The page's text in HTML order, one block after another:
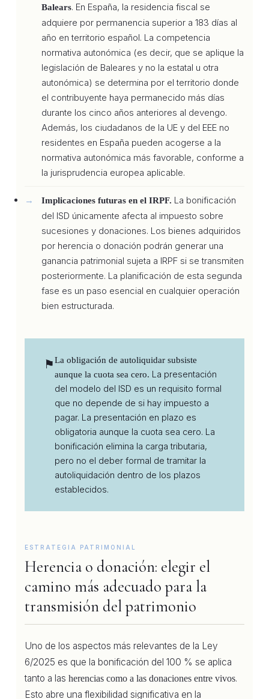
Balears. En España, la residencia fiscal se
adquiere por permanencia superior a 183 días al
año en territorio español. La competencia
normativa autonómica (es decir, que se aplique la
legislación de Baleares y no la estatal u otra
autonómica) se determina por el territorio donde
el contribuyente haya permanecido más días
durante los cinco años anteriores al devengo.
Además, los ciudadanos de la UE y del EEE no
residentes en España pueden acogerse a la
normativa autonómica más favorable, conforme a
la jurisprudencia europea aplicable.
Implicaciones futuras en el IRPF. La bonificación
del ISD únicamente afecta al impuesto sobre
sucesiones y donaciones. Los bienes adquiridos
por herencia o donación podrán generar una
ganancia patrimonial sujeta a IRPF si se transmiten
posteriormente. La planificación de esta segunda
fase es un paso esencial en cualquier operación
bien estructurada.
⚑La obligación de autoliquidar subsiste
aunque la cuota sea cero. La presentación
del modelo del ISD es un requisito formal
que no depende de si hay impuesto a
pagar. La presentación en plazo es
obligatoria aunque la cuota sea cero. La
bonificación elimina la carga tributaria,
pero no el deber formal de tramitar la
autoliquidación dentro de los plazos
establecidos.
ESTRATEGIA PATRIMONIAL
Herencia o donación: elegir el
camino más adecuado para la
transmisión del patrimonio
Uno de los aspectos más relevantes de la Ley
6/2025 es que la bonificación del 100 % se aplica
tanto a las herencias como a las donaciones entre vivos.
Esto abre una flexibilidad significativa en la